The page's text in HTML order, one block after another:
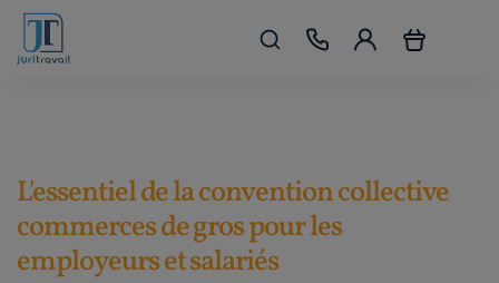
L'essentiel de la convention collective
commerces de gros pour les
employeurs et salariés